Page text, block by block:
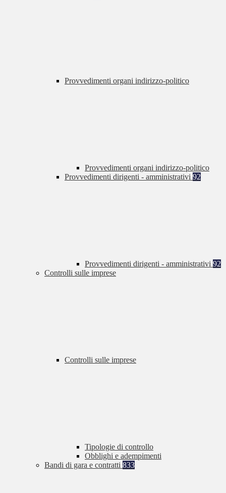
Provvedimenti organi indirizzo-politico
Provvedimenti organi indirizzo-politico
Provvedimenti dirigenti - amministrativi 92
Provvedimenti dirigenti - amministrativi 92
Controlli sulle imprese
Controlli sulle imprese
Tipologie di controllo
Obblighi e adempimenti
Bandi di gara e contratti 833